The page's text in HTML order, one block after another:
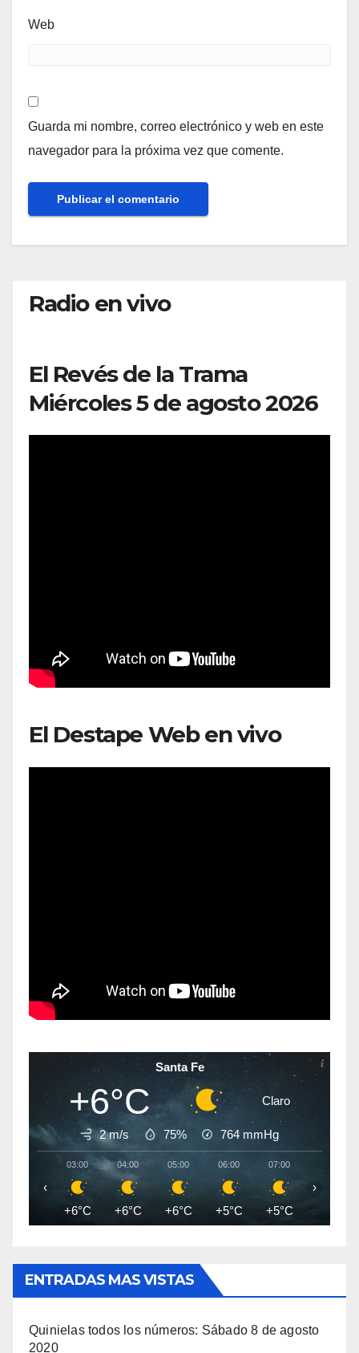
Web
Guarda mi nombre, correo electrónico y web en este
navegador para la próxima vez que comente.
Radio en vivo
El Revés de la Trama
Miércoles 5 de agosto 2026
El Destape Web en vivo
Santa Fe
+6°C Claro
2 m/s 75% 764 mmHg
03:00
+6°C
04:00
+6°C
05:00
+6°C
06:00
+5°C
07:00
+5°C +5°C
‹ ›
ENTRADAS MAS VISTAS
Quinielas todos los números: Sábado 8 de agosto
2020